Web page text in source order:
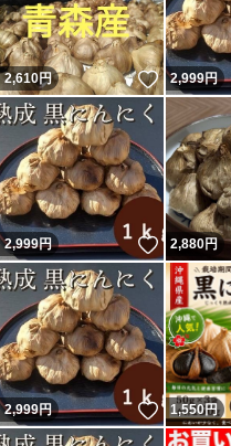
2,610円 いいね！
2,999円
2,999円 いいね！
2,880円
2,999円 いいね！
1,550円